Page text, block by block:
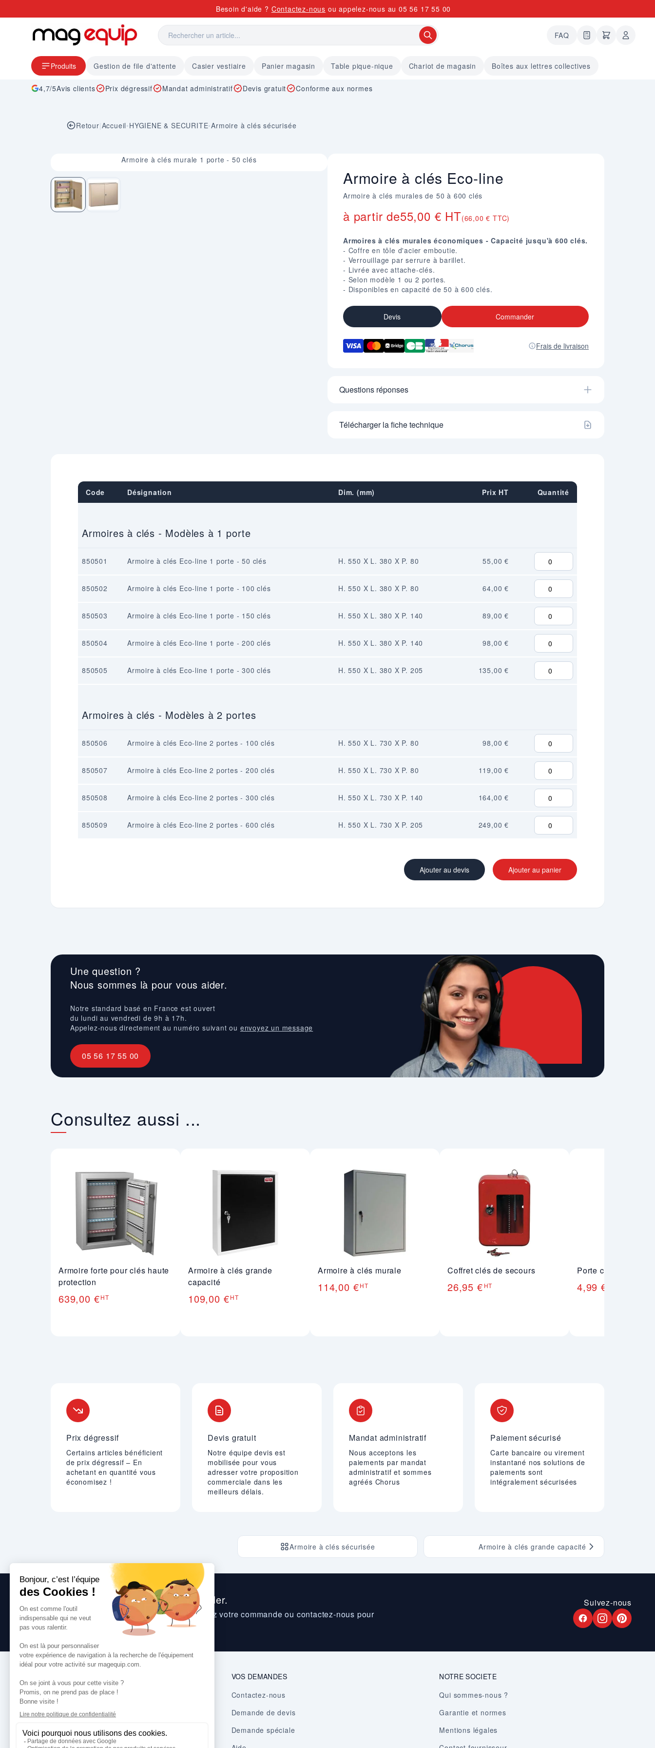
Besoin d'aide ? Contactez-nous ou appelez-nous au 05 56 17 55 00
FAQ 0 articles dans le
undefined
Produits Gestion de file d'attente Casier vestiaire Panier magasin Table pique-nique Chariot de magasin Boîtes aux lettres collectives
4,7/5Avis clients Prix dégressif Mandat administratif Devis gratuit Conforme aux normes
Retour|Accueil•HYGIENE & SECURITE•Armoire à clés sécurisée
Armoire à clés murale 1 porte - 50 clés
Armoire à clés Eco-line
Armoire à clés murales de 50 à 600 clés
à partir de55,00 € HT(66,00 € TTC)
Armoires à clés murales économiques - Capacité jusqu'à 600 clés.
- Coffre en tôle d'acier emboutie.
- Verrouillage par serrure à barillet.
- Livrée avec attache-clés.
- Selon modèle 1 ou 2 portes.
- Disponibles en capacité de 50 à 600 clés.
Devis Commander
Frais de livraison
Questions réponses
Télécharger la fiche technique
Code Désignation Dim. (mm) Prix HT Quantité
Armoires à clés - Modèles à 1 porte
850501 Armoire à clés Eco-line 1 porte - 50 clés H. 550 X L. 380 X P. 80 55,00 €
850502 Armoire à clés Eco-line 1 porte - 100 clés H. 550 X L. 380 X P. 80 64,00 €
850503 Armoire à clés Eco-line 1 porte - 150 clés H. 550 X L. 380 X P. 140 89,00 €
850504 Armoire à clés Eco-line 1 porte - 200 clés H. 550 X L. 380 X P. 140 98,00 €
850505 Armoire à clés Eco-line 1 porte - 300 clés H. 550 X L. 380 X P. 205 135,00 €
Armoires à clés - Modèles à 2 portes
850506 Armoire à clés Eco-line 2 portes - 100 clés H. 550 X L. 730 X P. 80 98,00 €
850507 Armoire à clés Eco-line 2 portes - 200 clés H. 550 X L. 730 X P. 80 119,00 €
850508 Armoire à clés Eco-line 2 portes - 300 clés H. 550 X L. 730 X P. 140 164,00 €
850509 Armoire à clés Eco-line 2 portes - 600 clés H. 550 X L. 730 X P. 205 249,00 €
Ajouter au devis Ajouter au panier
Une question ?
Nous sommes là pour vous aider.
Notre standard basé en France est ouvert
du lundi au vendredi de 9h à 17h.
Appelez-nous directement au numéro suivant ou envoyez un message
05 56 17 55 00
Consultez aussi ...
Armoire forte pour clés haute
protection
639,00 €HT
Armoire à clés grande
capacité
109,00 €HT
Armoire à clés murale
114,00 €HT
Coffret clés de secours
26,95 € HT
Porte clé noir Key
4,99 €
Prix dégressif
Certains articles bénéficient
de prix dégressif – En
achetant en quantité vous
économisez !
Devis gratuit
Notre équipe devis est
mobilisée pour vous
adresser votre proposition
commerciale dans les
meilleurs délais.
Mandat administratif
Nous acceptons les
paiements par mandat
administratif et sommes
agréés Chorus
Paiement sécurisé
Carte bancaire ou virement
instantané nos solutions de
paiements sont
intégralement sécurisées
Armoire à clés sécurisée Armoire à clés grande capacité
Nous sommes heureux de vous aider.
Consultez nos questions fréquentes, suivez votre commande ou contactez-nous pour
toute question que vous pourriez avoir.
Suivez-nous
Comment commander
Paiement
Livraison
VOS DEMANDES
Contactez-nous
Demande de devis
Demande spéciale
NOTRE SOCIETE
Qui sommes-nous ?
Garantie et normes
Mentions légales